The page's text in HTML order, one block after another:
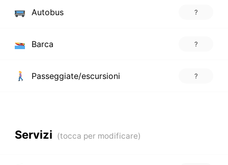
Autobus ?
Barca ?
Passeggiate/escursioni ?
Servizi